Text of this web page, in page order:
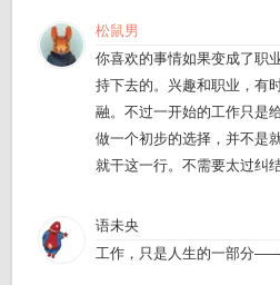
松鼠男
你喜欢的事情如果变成了职
持下去的。兴趣和职业，有
融。不过一开始的工作只是
做一个初步的选择，并不是
就干这一行。不需要太过纠结
语未央
工作，只是人生的一部分——